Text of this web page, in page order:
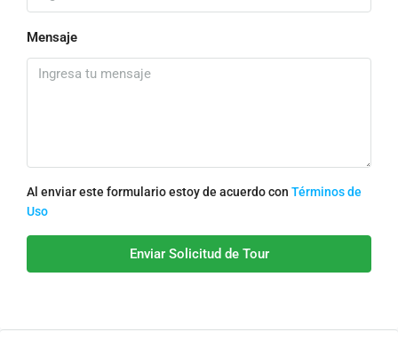
Mensaje
Al enviar este formulario estoy de acuerdo con Términos de
Uso
Enviar Solicitud de Tour